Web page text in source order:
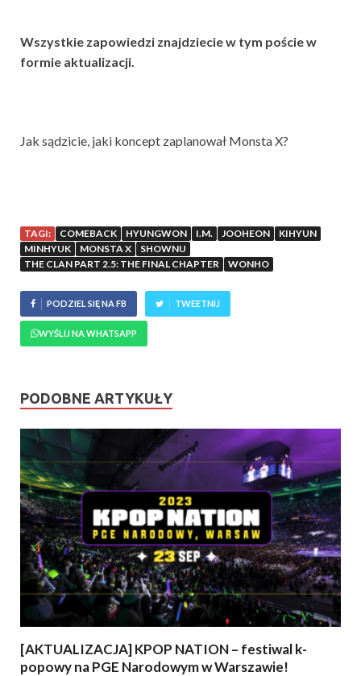
Wszystkie zapowiedzi znajdziecie w tym poście w
formie aktualizacji.
Jak sądzicie, jaki koncept zaplanował Monsta X?
TAGI: COMEBACK HYUNGWON I.M. JOOHEON
KIHYUN
MINHYUK
MONSTA X
SHOWNU
THE CLAN PART 2.5: THE FINAL CHAPTER
WONHO
PODZIEL SIĘ NA FB TWEETNIJ
WYŚLIJ NA WHATSAPP
PODOBNE ARTYKUŁY
[AKTUALIZACJA] KPOP NATION – festiwal k-
popowy na PGE Narodowym w Warszawie!